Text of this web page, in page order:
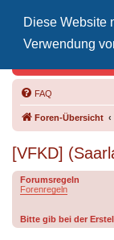
Diese Website
Verwendung
FAQ
Foren-Übersicht
[VFKD]
Forumsregeln
Forenregeln
Bitte gib bei der